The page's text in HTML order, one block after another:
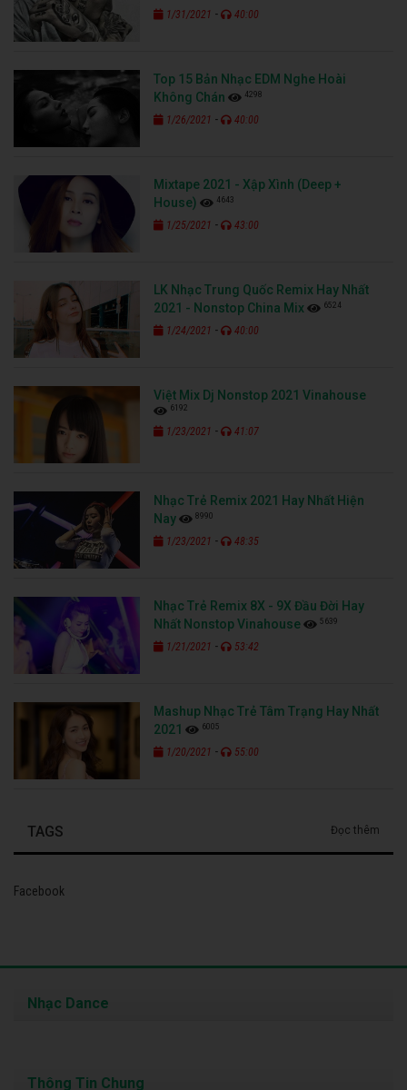
1/31/2021 - 40:00
Top 15 Bản Nhạc EDM Nghe Hoài
Không Chán
4298
1/26/2021 - 40:00
Mixtape 2021 - Xập Xình (Deep +
House)
4643
1/25/2021 - 43:00
LK Nhạc Trung Quốc Remix Hay Nhất
2021 - Nonstop China Mix
6524
1/24/2021 - 40:00
Việt Mix Dj Nonstop 2021 Vinahouse
6192
1/23/2021 - 41:07
Nhạc Trẻ Remix 2021 Hay Nhất Hiện
Nay
8990
1/23/2021 - 48:35
Nhạc Trẻ Remix 8X - 9X Đầu Đời Hay
Nhất Nonstop Vinahouse
5639
1/21/2021 - 53:42
Mashup Nhạc Trẻ Tâm Trạng Hay Nhất
2021
6005
1/20/2021 - 55:00
TAGS Đọc thêm
Facebook
Nhạc Dance
Thông Tin Chung